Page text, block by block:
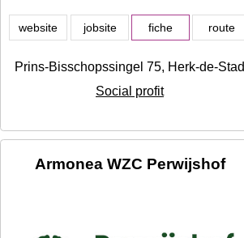
website jobsite fiche route
Prins-Bisschopssingel 75, Herk-de-Stad
Social profit
Armonea WZC Perwijshof